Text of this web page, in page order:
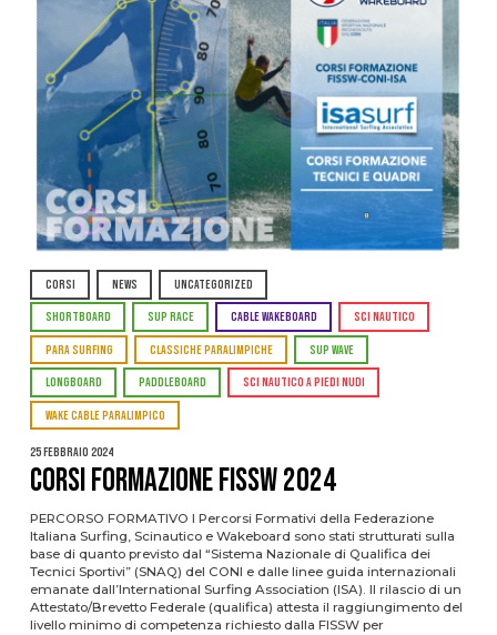
CORSI NEWS UNCATEGORIZED
SHORTBOARD SUP RACE CABLE WAKEBOARD SCI NAUTICO
PARA SURFING CLASSICHE PARALIMPICHE SUP WAVE
LONGBOARD PADDLEBOARD SCI NAUTICO A PIEDI NUDI
WAKE CABLE PARALIMPICO
25 Febbraio 2024
CORSI FORMAZIONE FISSW 2024
PERCORSO FORMATIVO I Percorsi Formativi della Federazione
Italiana Surfing, Scinautico e Wakeboard sono stati strutturati sulla
base di quanto previsto dal “Sistema Nazionale di Qualifica dei
Tecnici Sportivi” (SNAQ) del CONI e dalle linee guida internazionali
emanate dall’International Surfing Association (ISA). Il rilascio di un
Attestato/Brevetto Federale (qualifica) attesta il raggiungimento del
livello minimo di competenza richiesto dalla FISSW per